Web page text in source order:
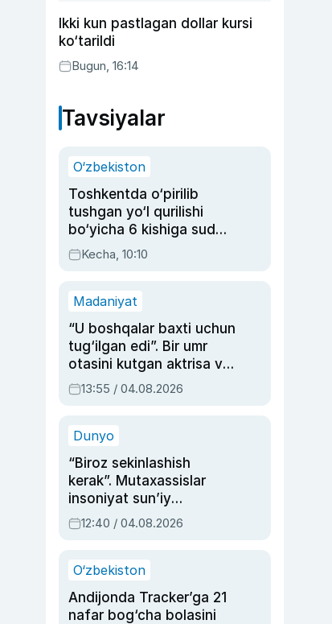
Ikki kun pastlagan dollar kursi
ko‘tarildi
Bugun, 16:14
Tavsiyalar
O‘zbekiston
Toshkentda o‘pirilib
tushgan yo‘l qurilishi
bo‘yicha 6 kishiga sud
hukmi o‘qildi
Kecha, 10:10
Madaniyat
“U boshqalar baxti uchun
tug‘ilgan edi”. Bir umr
otasini kutgan aktrisa va
dublyaj ustasi Rimma
Ahmedovaning
13:55 / 04.08.2026
Dunyo
“Biroz sekinlashish
kerak”. Mutaxassislar
insoniyat sun’iy
intellektni boshqara
olmay qolishidan xavotir
12:40 / 04.08.2026
O‘zbekiston
Andijonda Tracker’ga 21
nafar bog‘cha bolasini